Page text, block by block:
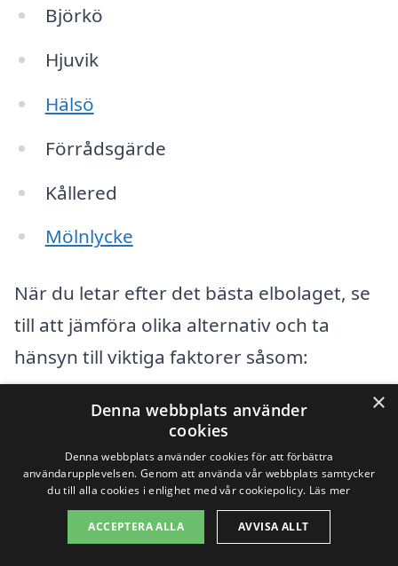
Björkö
Hjuvik
Hälsö
Förrådsgärde
Kållered
Mölnlycke
När du letar efter det bästa elbolaget, se
till att jämföra olika alternativ och ta
hänsyn till viktiga faktorer såsom:
Kundservice: Hur bra är responsen
Priser: Vilka erbjuder de mest
konkurrenskraftiga tariffer?
×
Denna webbplats använder
cookies
Denna webbplats använder cookies för att förbättra
användarupplevelsen. Genom att använda vår webbplats samtycker
du till alla cookies i enlighet med vår cookiepolicy. Läs mer
ACCEPTERA ALLA AVVISA ALLT